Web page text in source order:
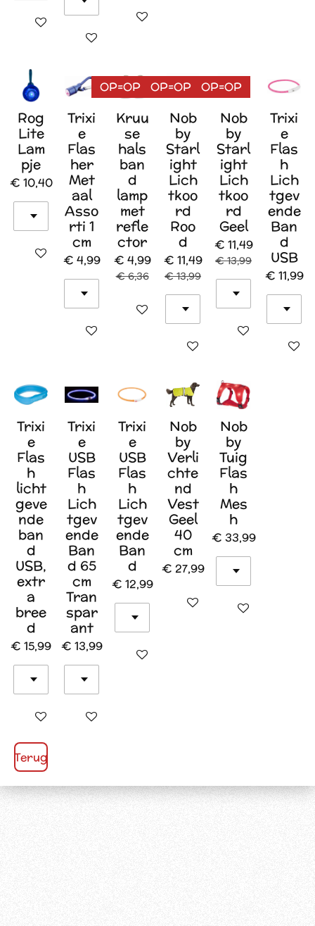
In winkelwagen
In winkelwagen
In winkelwagen
Rog
Lite
Lam
pje
€ 10,40
In winkelwagen
Trixi
e
Flas
her
Met
aal
Asso
rti 1
cm
€ 4,99
In winkelwagen
OP=OP
Kruu
se
hals
ban
d
lamp
met
refle
ctor
€ 4,99
€ 6,36
In winkelwagen
OP=OP
Nob
by
Starl
ight
Lich
tkoo
rd
Roo
d
€ 11,49
€ 13,99
In winkelwagen
OP=OP
Nob
by
Starl
ight
Lich
tkoo
rd
Geel
€ 11,49
€ 13,99
In winkelwagen
Trixi
e
Flas
h
Lich
tgev
ende
Ban
d
USB
€ 11,99
In
Trixi
e
Flas
h
licht
geve
nde
ban
d
USB,
extr
a
bree
d
€ 15,99
In winkelwagen
Trixi
e
USB
Flas
h
Lich
tgev
ende
Ban
d 65
cm
Tran
spar
ant
€ 13,99
In winkelwagen
Trixi
e
USB
Flas
h
Lich
tgev
ende
Ban
d
€ 12,99
In winkelwagen
Nob
by
Verli
chte
nd
Vest
Geel
40
cm
€ 27,99
In winkelwagen
Nob
by
Tuig
Flas
h
Mes
h
€ 33,99
In winkelwagen
Terug